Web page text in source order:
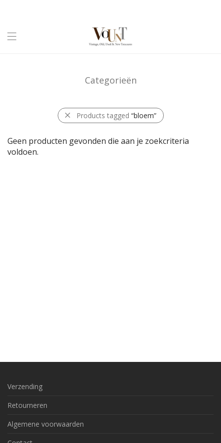
Categorieën
Products tagged “bloem”
Geen producten gevonden die aan je zoekcriteria
voldoen.
Verzending
Retourneren
Algemene voorwaarden